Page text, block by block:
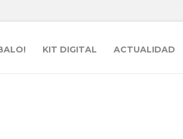
KIT DIGITAL ACTUALIDAD